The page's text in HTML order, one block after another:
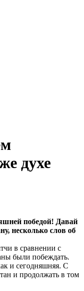
духе
победой! Давай
несколько слов об
в сравнении с
были побеждать.
и сегодняшняя. С
и продолжать в том